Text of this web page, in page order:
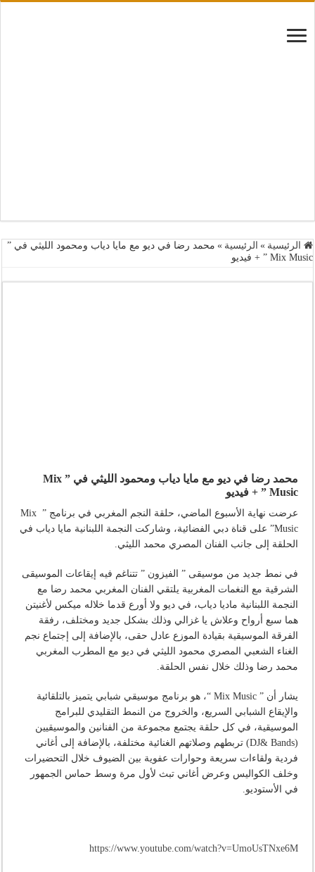
الرئيسية » الرئيسية » محمد رضا في ديو مع مايا دياب ومحمود الليثي في ”
Mix Music ” + فيديو
محمد رضا في ديو مع مايا دياب ومحمود الليثي في ” Mix
Music ” + فيديو
عرضت نهاية الأسبوع الماضي، حلقة النجم المغربي في برنامج ” Mix
Music” على قناة دبي الفضائية، وشاركت النجمة اللبنانية مايا دياب في
الحلقة إلى جانب الفنان المصري محمد الليثي.
في نمط جديد من موسيقى ” الفيزون ” تتناغم فيه إيقاعات الموسيقى
الشرقية مع النغمات المغربية يلتقي الفنان المغربي محمد رضا مع
النجمة اللبنانية ماديا دياب، في ديو ولا أورع قدما خلاله ميكس لأغنيتن
هما سبع أرواح وعلاش يا غزالي وذلك بشكل جديد ومختلف، رفقة
الفرقة الموسيقية بقيادة الموزع عادل حقى، بالإضافة إلى إجتماع نجم
الغناء الشعبي المصري محمود الليثي في ديو مع المطرب المغربي
محمد رضا وذلك خلال نفس الحلقة.
يشار أن ” Mix Music “، هو برنامج موسيقي شبابي يتميز بالتلقائية
والإيقاع الشبابي السريع، والخروج من النمط التقليدي للبرامج
الموسيقية، في كل حلقة يجتمع مجموعة من الفنانين والموسيقيين
(DJ& Bands) تربطهم وصلاتهم الغنائية مختلفة، بالإضافة إلى أغاني
فردية ولقاءات سريعة وحوارات عفوية بين الضيوف خلال التحضيرات
وخلف الكواليس وعرض أغاني تبث لأول مرة وسط حماس الجمهور
في الأستوديو.
https://www.youtube.com/watch?v=UmoUsTNxe6M